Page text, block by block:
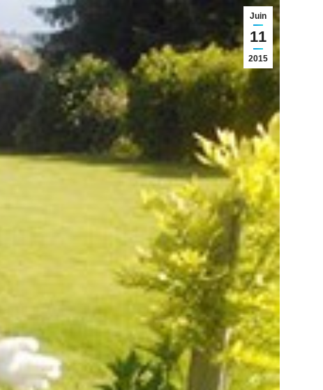
Juin
11
2015